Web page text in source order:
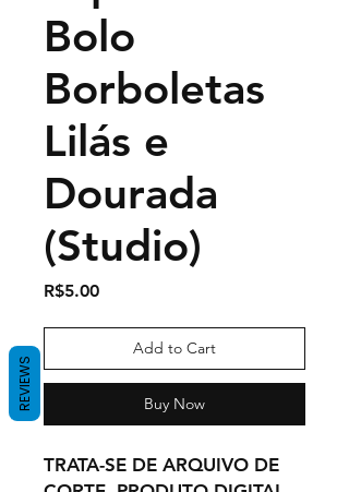
Bolo
Borboletas
Lilás e
Dourada
(Studio)
R$5.00Price
Add to Cart
Buy Now
TRATA-SE DE ARQUIVO DE
REVIEWS